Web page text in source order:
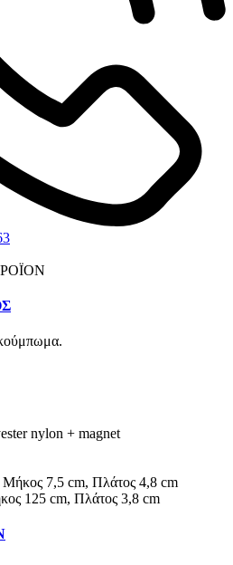
nylon + magnet
Μήκος 7,5 cm, Πλάτος 4,8 cm
125 cm, Πλάτος 3,8 cm